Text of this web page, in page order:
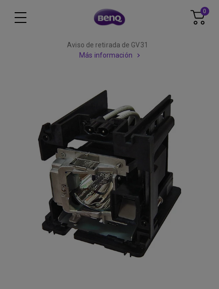
0
Aviso de retirada de GV31
Más información